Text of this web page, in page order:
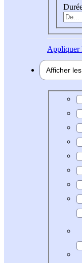
Appliquer
Afficher